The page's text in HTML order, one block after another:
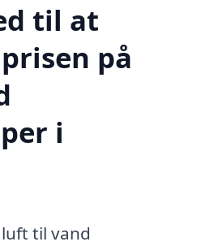
til at
på
i
til vand